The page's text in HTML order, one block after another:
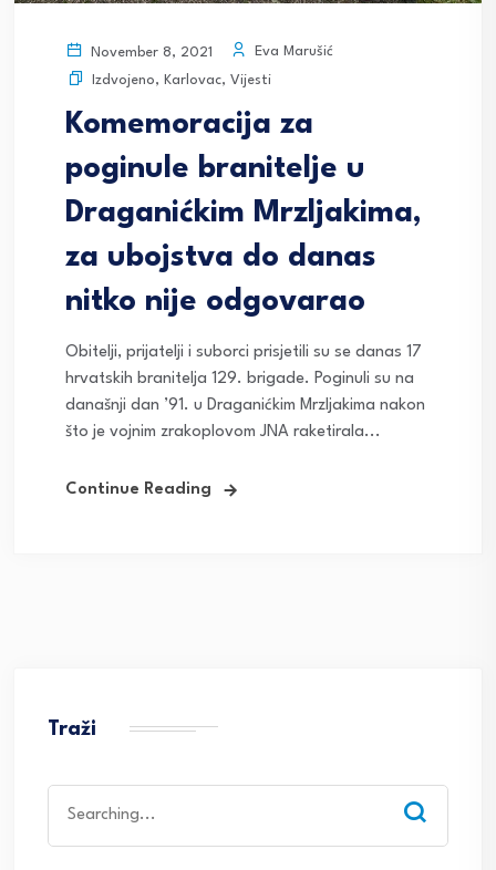
November 8, 2021
Eva Marušić
Izdvojeno, Karlovac, Vijesti
Komemoracija za
poginule branitelje u
Draganićkim Mrzljakima,
za ubojstva do danas
nitko nije odgovarao
Obitelji, prijatelji i suborci prisjetili su se danas 17
hrvatskih branitelja 129. brigade. Poginuli su na
današnji dan ’91. u Draganićkim Mrzljakima nakon
što je vojnim zrakoplovom JNA raketirala...
Continue Reading
Traži
for: